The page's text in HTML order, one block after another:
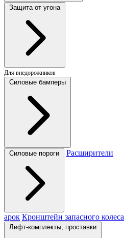
Защита от угона
Для внедорожников
Силовые бамперы
Силовые пороги Расширители
арок Кронштейн запасного колеса
Лифт-комплекты, проставки